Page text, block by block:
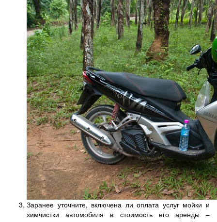
Заранее уточните, включена ли оплата услуг мойки и
химчистки автомобиля в стоимость его аренды –